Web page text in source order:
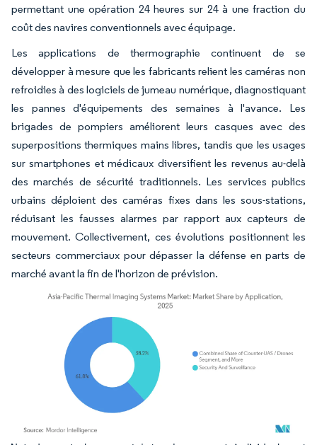
permettant une opération 24 heures sur 24 à une fraction du
coût des navires conventionnels avec équipage.
Les applications de thermographie continuent de se
développer à mesure que les fabricants relient les caméras non
refroidies à des logiciels de jumeau numérique, diagnostiquant
les pannes d'équipements des semaines à l'avance. Les
brigades de pompiers améliorent leurs casques avec des
superpositions thermiques mains libres, tandis que les usages
sur smartphones et médicaux diversifient les revenus au-delà
des marchés de sécurité traditionnels. Les services publics
urbains déploient des caméras fixes dans les sous-stations,
réduisant les fausses alarmes par rapport aux capteurs de
mouvement. Collectivement, ces évolutions positionnent les
secteurs commerciaux pour dépasser la défense en parts de
marché avant la fin de l'horizon de prévision.